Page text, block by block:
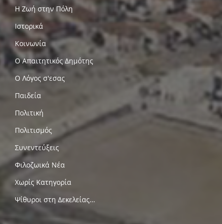
Η Ζωή στην Πόλη
Ιστορικά
Κοινωνία
Ο Απαιτητικός Δημότης
Ο Λόγος σ'εσας
Παιδεία
Πολιτική
Πολιτισμός
Συνεντεύξεις
Φιλοζωικά Νέα
Χωρίς Κατηγορία
Ψίθυροι στη Δεκελείας…